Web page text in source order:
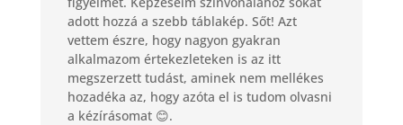
adott hozzá a szebb táblakép. Sőt! Azt
vettem észre, hogy nagyon gyakran
alkalmazom értekezleteken is az itt
megszerzett tudást, aminek nem mellékes
hozadéka az, hogy azóta el is tudom olvasni
a kézírásomat 😊.